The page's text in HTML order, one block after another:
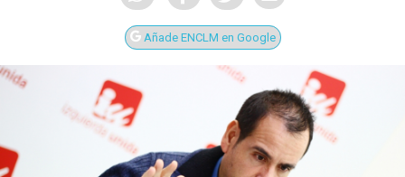
Añade ENCLM en Google